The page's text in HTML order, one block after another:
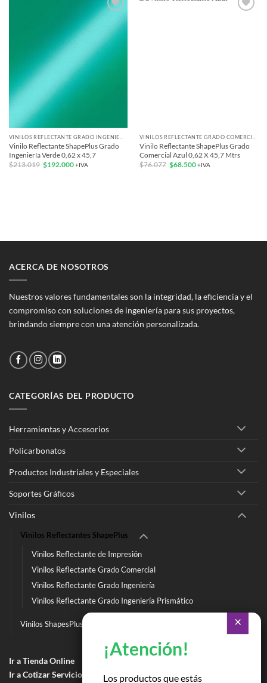
wishlist
Vinilo Reflectante ShapePlus Grado
Ingeniería Verde 0,62 x 45,7
$213.019 El
precio
$192.000El+IVA
Vinilo Reflectante ShapePlus Grado
Comercial Azul 0,62 X 45,7 Mtrs
$76.077 El
precio
$68.500El+IVA
ACERCA DE NOSOTROS
Nuestros valores fundamentales son la integridad, la eficiencia y el
compromiso con soluciones de ingeniería para sus proyectos,
brindando siempre con una atención personalizada.
CATEGORÍAS DEL PRODUCTO
Herramientas y Accesorios
Policarbonatos
Productos Industriales y Especiales
Soportes Gráficos
Vinilos
Vinilos Reflectantes ShapePlus
Vinilos Reflectante de Impresión
Vinilos Reflectante Grado Comercial
Vinilos Reflectante Grado Ingeniería
Vinilos Reflectante Grado Ingeniería Prismático
Vinilos ShapesPlus
Ir a Tienda Online
Ir a Cotizar Servicios
Los productos que estás